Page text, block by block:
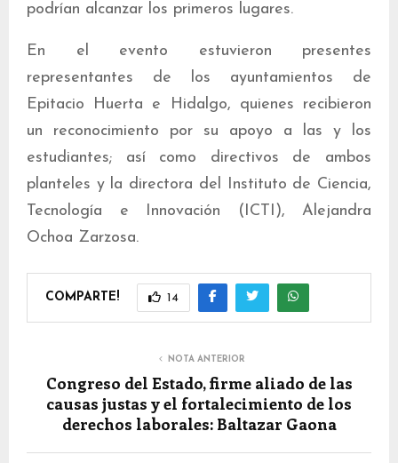
podrían alcanzar los primeros lugares.
En el evento estuvieron presentes
representantes de los ayuntamientos de
Epitacio Huerta e Hidalgo, quienes recibieron
un reconocimiento por su apoyo a las y los
estudiantes; así como directivos de ambos
planteles y la directora del Instituto de Ciencia,
Tecnología e Innovación (ICTI), Alejandra
Ochoa Zarzosa.
COMPARTE! 14
NOTA ANTERIOR
Congreso del Estado, firme aliado de las
causas justas y el fortalecimiento de los
derechos laborales: Baltazar Gaona